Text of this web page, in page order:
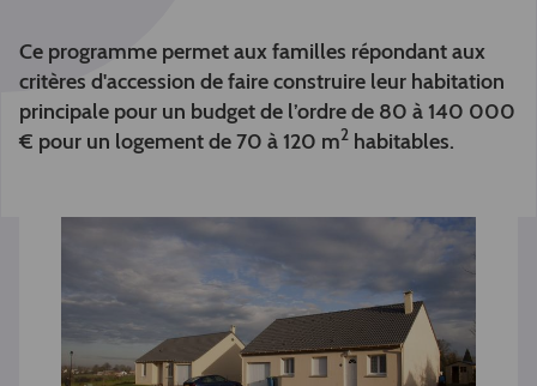
Ce programme permet aux familles répondant aux
critères d'accession de faire construire leur habitation
principale pour un budget de l’ordre de 80 à 140 000
€ pour un logement de 70 à 120 m2 habitables.